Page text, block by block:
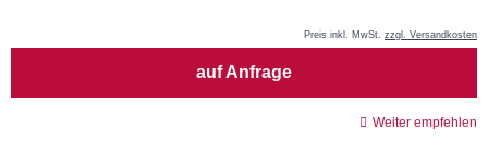
Preis inkl. MwSt. zzgl. Versandkosten
auf Anfrage
Weiter empfehlen